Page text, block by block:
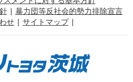
暴力団等反社会的勢力排除宣言
せ
サイトマップ